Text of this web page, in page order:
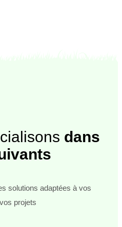
dans
solutions adaptées à vos
projets